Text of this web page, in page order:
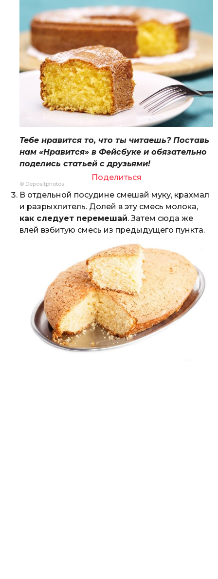
Тебе нравится то, что ты читаешь? Поставь
нам «Нравится» в Фейсбуке и обязательно
поделись статьей с друзьями!
Поделиться
© Depositphotos
В отдельной посудине смешай муку, крахмал
и разрыхлитель. Долей в эту смесь молока,
как следует перемешай. Затем сюда же
влей взбитую смесь из предыдущего пункта.